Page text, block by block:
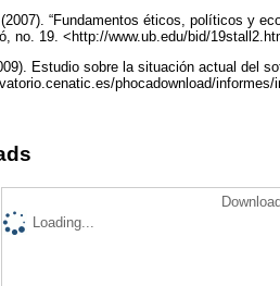
“Fundamentos éticos, políticos y
no. 19. <http://www.ub.edu/bid/
Estudio sobre la situación actual del
phocadownload/
Loading...